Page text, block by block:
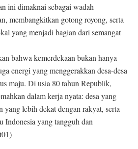
ini dimaknai sebagai wadah
membangkitkan gotong royong, serta
yang menjadi bagian dari semangat
bahwa kemerdekaan bukan hanya
energi yang menggerakkan desa-desa
maju. Di usia 80 tahun Republik,
dalam kerja nyata: desa yang
yang lebih dekat dengan rakyat, serta
Indonesia yang tangguh dan